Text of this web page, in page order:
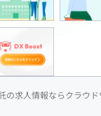
の求人情報ならクラウ